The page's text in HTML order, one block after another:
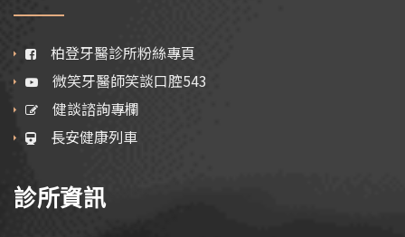
柏登牙醫診所粉絲專頁
微笑牙醫師笑談口腔543
健談諮詢專欄
長安健康列車
診所資訊